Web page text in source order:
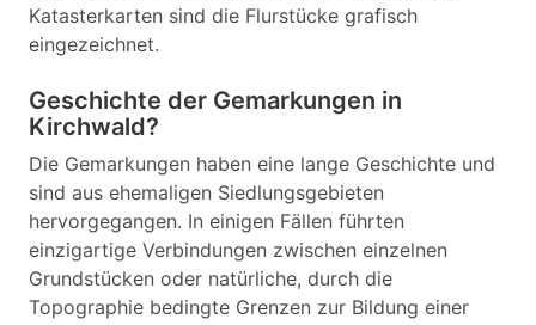
Katasterkarten sind die Flurstücke grafisch
eingezeichnet.
Geschichte der Gemarkungen in
Kirchwald?
Die Gemarkungen haben eine lange Geschichte und
sind aus ehemaligen Siedlungsgebieten
hervorgegangen. In einigen Fällen führten
einzigartige Verbindungen zwischen einzelnen
Grundstücken oder natürliche, durch die
Topographie bedingte Grenzen zur Bildung einer